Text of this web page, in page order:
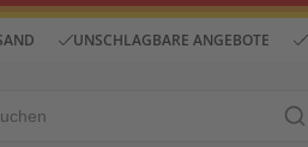
UNSCHLAGBARE ANGEBOTE